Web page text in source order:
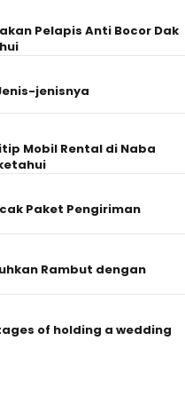
Pelapis Anti Bocor Dak
jenisnya
Mobil Rental di Naba
Paket Pengiriman
Rambut dengan
of holding a wedding